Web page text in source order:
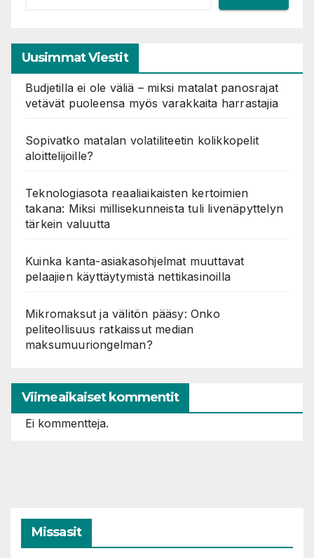
Uusimmat Viestit
Budjetilla ei ole väliä – miksi matalat panosrajat
vetävät puoleensa myös varakkaita harrastajia
Sopivatko matalan volatiliteetin kolikkopelit
aloittelijoille?
Teknologiasota reaaliaikaisten kertoimien
takana: Miksi millisekunneista tuli livenäpyttelyn
tärkein valuutta
Kuinka kanta-asiakasohjelmat muuttavat
pelaajien käyttäytymistä nettikasinoilla
Mikromaksut ja välitön pääsy: Onko
peliteollisuus ratkaissut median
maksumuuriongelman?
Viimeaikaiset kommentit
Ei kommentteja.
Missasit